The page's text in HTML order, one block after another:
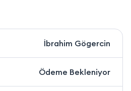
İbrahim Gögercin
Ödeme Bekleniyor